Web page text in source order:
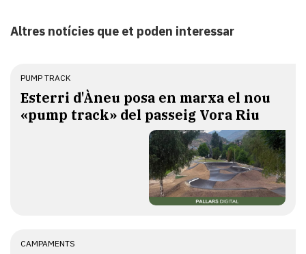
Altres notícies que et poden interessar
PUMP TRACK
Esterri d'Àneu posa en marxa el nou
«pump track» del passeig Vora Riu
CAMPAMENTS